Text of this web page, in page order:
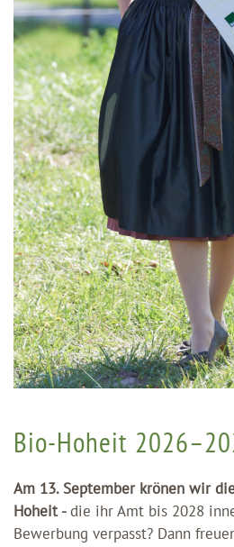
Bio-Hoheit
Am 13. September krönen wir
Hoheit -die ihr Amt bis 2028
Bewerbung verpasst? Dann